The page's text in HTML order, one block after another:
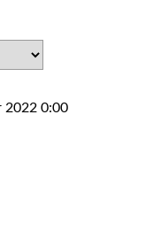
2022 0:00